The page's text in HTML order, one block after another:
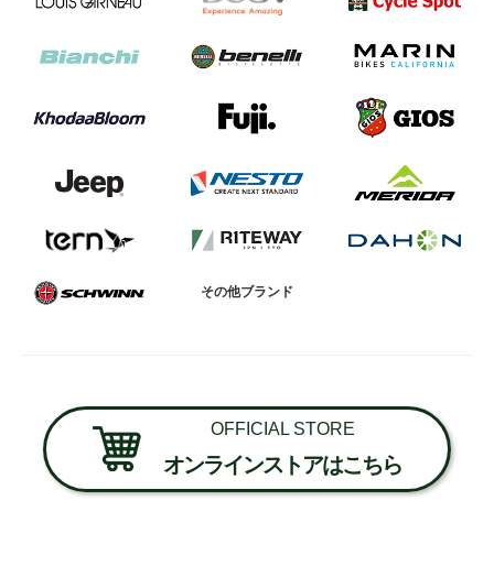
その他ブランド
OFFICIAL STORE
オンラインストアはこちら